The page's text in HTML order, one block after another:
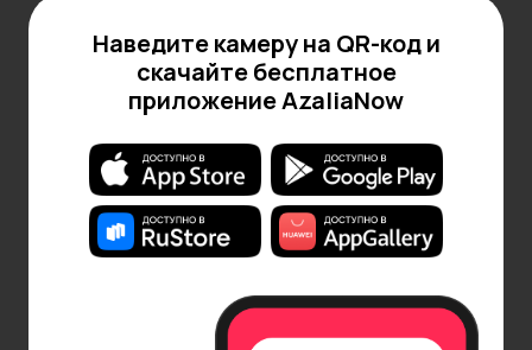
Наведите камеру на QR-код и
скачайте бесплатное
приложение AzaliaNow